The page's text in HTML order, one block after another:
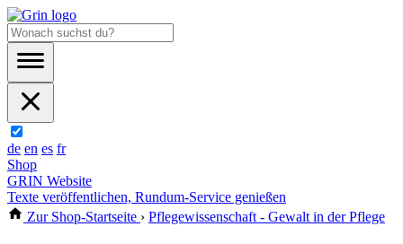
de en es fr
Shop
GRIN Website
Texte veröffentlichen, Rundum-Service genießen
Zur Shop-Startseite › Pflegewissenschaft - Gewalt in der Pflege